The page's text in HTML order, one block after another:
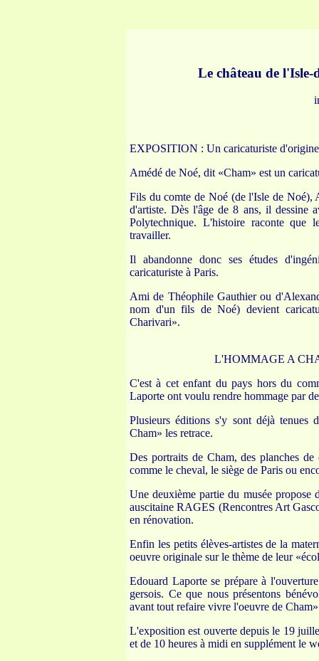
Le château de l'Isle-
EXPOSITION : Un caricaturiste
Amédé de Noé, dit «Cham» est un
Fils du comte de Noé (de l'Isle de Noé),
d'artiste. Dès l'âge de 8 ans, il dessine
Polytechnique. L'histoire raconte que
travailler.
Il abandonne donc ses études
caricaturiste à Paris.
Ami de Théophile Gauthier ou
nom d'un fils de Noé) devient
Charivari».
L'HOMMAGE A
C'est à cet enfant du pays hors du
Laporte ont voulu rendre hommage par
Plusieurs éditions s'y sont déjà tenues
Cham» les retrace.
Des portraits de Cham, des planches
comme le cheval, le siège de Paris ou
Une deuxième partie du musée propose
auscitaine RAGES (Rencontres Art
en rénovation.
Enfin les petits élèves-artistes de la
oeuvre originale sur le thème de leur
Edouard Laporte se prépare à
gersois. Ce que nous présentons
avant tout refaire vivre l'oeuvre de
L'exposition est ouverte depuis le 19
et de 10 heures à midi en supplément le